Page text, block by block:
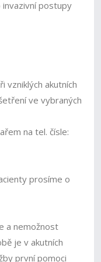
postupy
vzniklých akutních
ve vybraných
na tel. čísle:
prosíme o
a nemožnost
je v akutních
první pomoci